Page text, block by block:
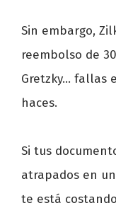
Sin embargo,
reembolso de
Gretzky... fallas
haces.
Si tus
atrapados en
te está